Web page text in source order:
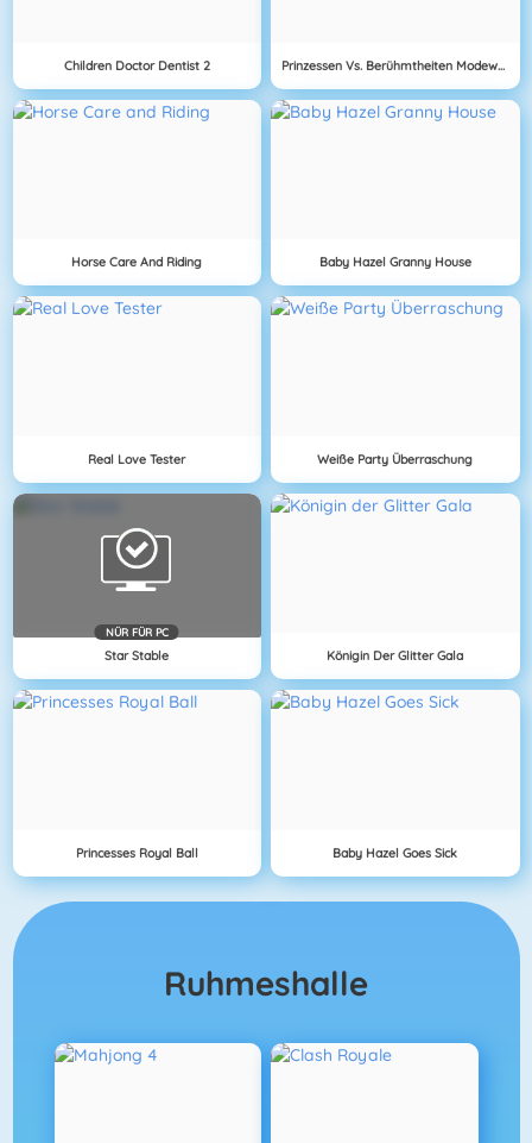
Children Doctor Dentist 2 Prinzessen Vs. Berühmtheiten Modewettbewerb
Horse Care And Riding Baby Hazel Granny House
Real Love Tester Weiße Party Überraschung
NÜR FÜR PC
Star Stable Königin Der Glitter Gala
Princesses Royal Ball Baby Hazel Goes Sick
Ruhmeshalle